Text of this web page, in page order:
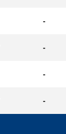
-
-
-
-